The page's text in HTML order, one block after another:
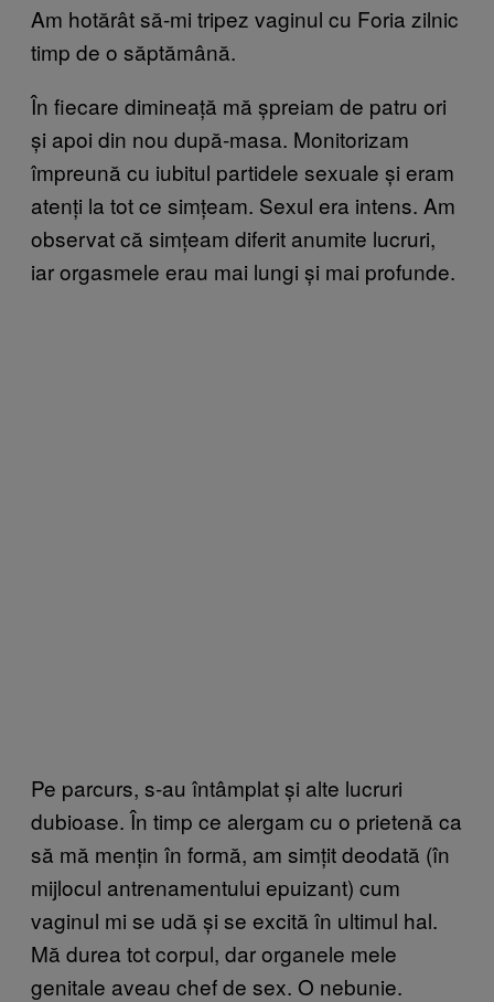
Am hotărât să-mi tripez vaginul cu Foria zilnic
timp de o săptămână.
În fiecare dimineață mă șpreiam de patru ori
și apoi din nou după-masa. Monitorizam
împreună cu iubitul partidele sexuale și eram
atenți la tot ce simțeam. Sexul era intens. Am
observat că simțeam diferit anumite lucruri,
iar orgasmele erau mai lungi și mai profunde.
Pe parcurs, s-au întâmplat și alte lucruri
dubioase. În timp ce alergam cu o prietenă ca
să mă mențin în formă, am simțit deodată (în
mijlocul antrenamentului epuizant) cum
vaginul mi se udă și se excită în ultimul hal.
Mă durea tot corpul, dar organele mele
genitale aveau chef de sex. O nebunie.